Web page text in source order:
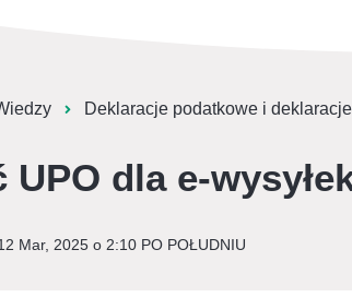
Deklaracje podatkowe i
UPO dla e-
Mar, 2025 o 2:10 PO POŁUDNIU